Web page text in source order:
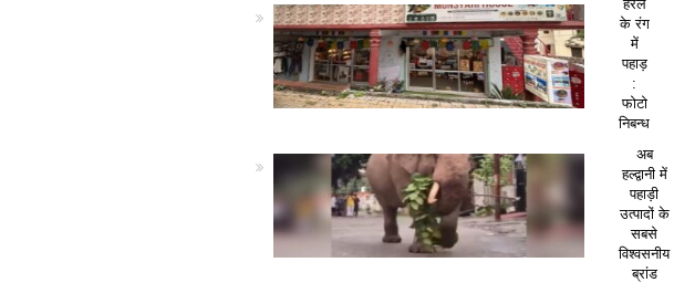
हरेले
के रंग
में
पहाड़
:
फोटो
निबन्ध
अब
हल्द्वानी में
पहाड़ी
उत्पादों के
सबसे
विश्वसनीय
ब्रांड